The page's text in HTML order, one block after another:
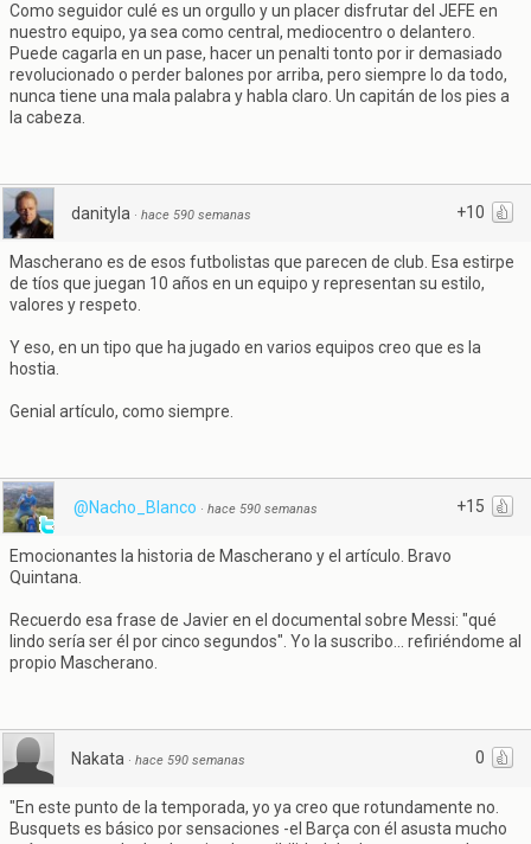
Como seguidor culé es un orgullo y un placer disfrutar del JEFE en
nuestro equipo, ya sea como central, mediocentro o delantero.
Puede cagarla en un pase, hacer un penalti tonto por ir demasiado
revolucionado o perder balones por arriba, pero siempre lo da todo,
nunca tiene una mala palabra y habla claro. Un capitán de los pies a
la cabeza.
+10
danityla · hace 590 semanas
Mascherano es de esos futbolistas que parecen de club. Esa estirpe
de tíos que juegan 10 años en un equipo y representan su estilo,
valores y respeto.
Y eso, en un tipo que ha jugado en varios equipos creo que es la
hostia.
Genial artículo, como siempre.
+15
@Nacho_Blanco · hace 590 semanas
Emocionantes la historia de Mascherano y el artículo. Bravo
Quintana.
Recuerdo esa frase de Javier en el documental sobre Messi: "qué
lindo sería ser él por cinco segundos". Yo la suscribo... refiriéndome al
propio Mascherano.
0
Nakata · hace 590 semanas
"En este punto de la temporada, yo ya creo que rotundamente no.
Busquets es básico por sensaciones -el Barça con él asusta mucho